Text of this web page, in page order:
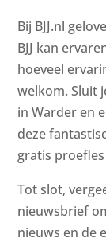
Bij BJJ.nl
BJJ kan
hoeveel
welkom. Sluit
in Warder en
deze
gratis proefles
Tot slot,
nieuwsbrief
nieuws en de